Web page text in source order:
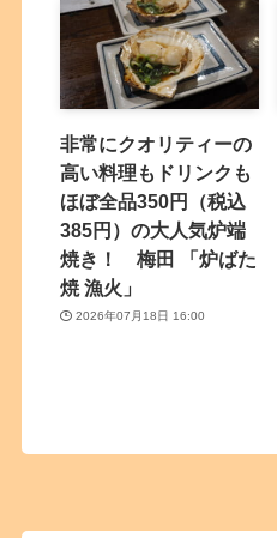
非常にクオリティーの
高い料理もドリンクも
ほぼ全品350円（税込
385円）の大人気炉端
焼き！ 梅田 「炉ばた
焼 漁火」
2026年07月18日 16:00